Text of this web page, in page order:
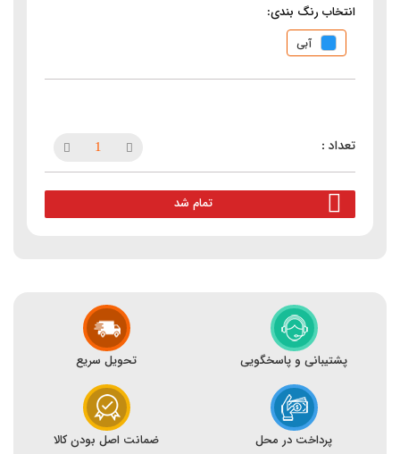
انتخاب رنگ بندی:
آبی
تمام شد
پشتیبانی و پاسخگویی تحویل سریع
پرداخت در محل ضمانت اصل بودن کالا